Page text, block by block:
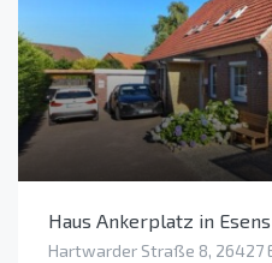
Haus Ankerplatz in
Hartwarder Straße 8, 26427